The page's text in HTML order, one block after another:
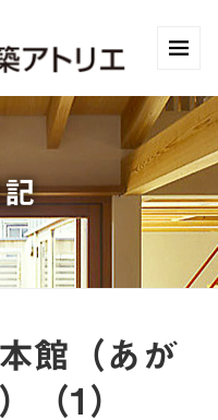
館（あが
（1）